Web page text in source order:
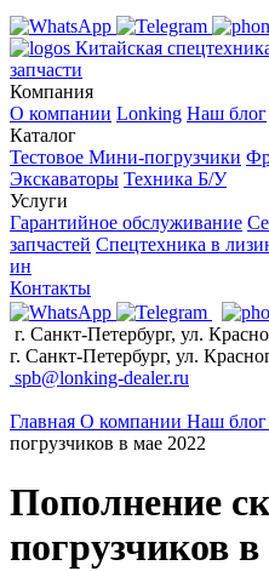
Китайская
запчасти
Компания
О компании Lonking Наш блог
Каталог
Тестовое Мини-погрузчики
Экскаваторы Техника Б/У
Услуги
Гарантийное обслуживание
запчастей Спецтехника в
ин
Контакты
г. Санкт-Петербург, ул.
г. Санкт-Петербург, ул.
spb@lonking-dealer.ru
Главная О компании Наш блог
погрузчиков в мае 2022
Пополнение
погрузчиков